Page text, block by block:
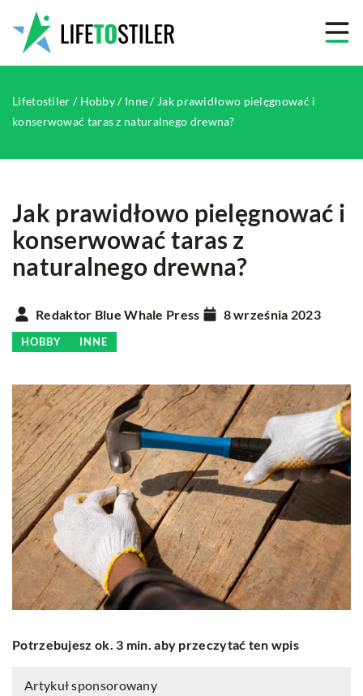
Lifetostiler / Hobby/ Inne/ Jak prawidłowo pielęgnować i
konserwować taras z naturalnego drewna?
Jak prawidłowo pielęgnować i
konserwować taras z
naturalnego drewna?
Redaktor Blue Whale Press 8 września 2023
HOBBY INNE
Potrzebujesz ok. 3 min. aby przeczytać ten wpis
Artykuł sponsorowany